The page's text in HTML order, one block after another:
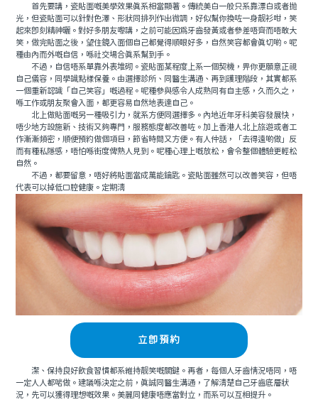
首先要講，瓷貼面嘅美學效果真系相當顯著。傳統美白一般只系靠漂白或者抛
光，但瓷貼面可以針對色澤、形狀同排列作出微調，好似幫你換咗一身靓衫咁，笑
起來即刻精神曬。對好多朋友嚟講，之前可能因爲牙齒發黃或者參差唔齊而唔敢大
笑，做完貼面之後，望住鏡入面個自己都覺得順眼好多，自然笑容都會真切啲。呢
種由內而外嘅自信，喺社交場合真系幫到手。
不過，自信唔系單靠外表堆砌。瓷貼面某程度上系一個契機，畀你更願意正視
自己儀容，同學識點樣保養。由選擇診所、同醫生溝通、再到護理階段，其實都系
一個重新認識「自己笑容」嘅過程。呢種參與感令人成熟同有自主感，久而久之，
喺工作或朋友聚會入面，都更容易自然地表達自己。
北上做貼面嘅另一種吸引力，就系方便同選擇多。內地近年牙科美容發展快，
唔少地方設施新、技術又夠專門，服務態度都改善咗。加上香港人北上旅遊或者工
作漸漸頻密，順便預約做個項目，節省時間又方便。有人仲話，「去得遠啲做」反
而有種私隱感，唔怕喺街度俾熟人見到。呢種心理上嘅放松，會令整個體驗更輕松
自然。
不過，都要留意，唔好將貼面當成萬能鑰匙。瓷貼面雖然可以改善笑容，但唔
代表可以掉低口腔健康。定期清
立即預約
潔、保持良好飲食習慣都系維持靓笑嘅關鍵。再者，每個人牙齒情況唔同，唔
一定人人都啱做。建議喺決定之前，真誠同醫生溝通，了解清楚自己牙齒底層狀
況，先可以獲得理想嘅效果。美麗同健康唔應當對立，而系可以互相提升。